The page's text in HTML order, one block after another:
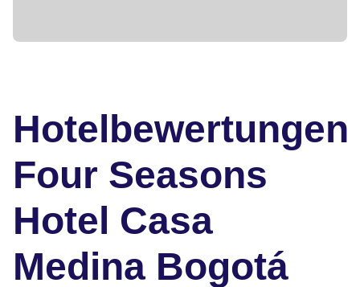
Hotelbewertungen
Four Seasons
Hotel Casa
Medina Bogotá